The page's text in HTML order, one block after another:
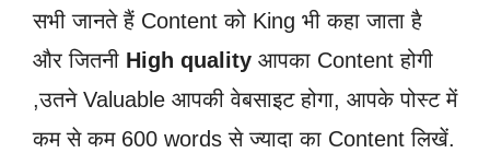
सभी जानते हैं Content को King भी कहा जाता है
और जितनी High quality आपका Content होगी
,उतने Valuable आपकी वेबसाइट होगा, आपके पोस्ट में
कम से कम 600 words से ज्यादा का Content लिखें.